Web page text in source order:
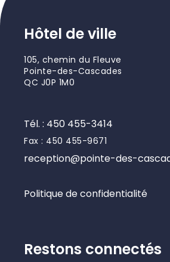
Hôtel de ville
105, chemin du Fleuve
Pointe-des-Cascades
QC J0P 1M0
Tél. : 450 455-3414
Fax : 450 455-9671
reception@pointe-des-
Politique de confidentialité
Restons connectés